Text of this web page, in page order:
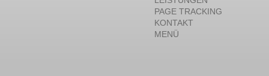
PAGE TRACKING
KONTAKT
MENÜ